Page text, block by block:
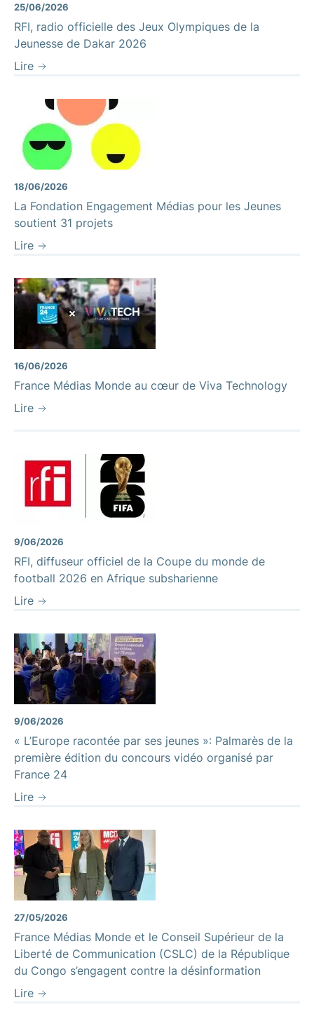
25/06/2026
RFI, radio officielle des Jeux Olympiques de la
Jeunesse de Dakar 2026
Lire
18/06/2026
La Fondation Engagement Médias pour les Jeunes
soutient 31 projets
Lire
16/06/2026
France Médias Monde au cœur de Viva Technology
Lire
9/06/2026
RFI, diffuseur officiel de la Coupe du monde de
football 2026 en Afrique subsharienne
Lire
9/06/2026
« L’Europe racontée par ses jeunes »: Palmarès de la
première édition du concours vidéo organisé par
France 24
Lire
27/05/2026
France Médias Monde et le Conseil Supérieur de la
Liberté de Communication (CSLC) de la République
du Congo s’engagent contre la désinformation
Lire